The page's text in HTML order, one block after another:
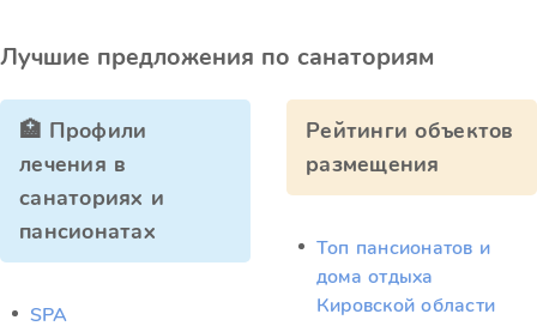
Лучшие предложения по санаториям
🏥 Профили
лечения в
санаториях и
пансионатах
SPA
Рейтинги объектов
размещения
Топ пансионатов и
дома отдыха
Кировской области